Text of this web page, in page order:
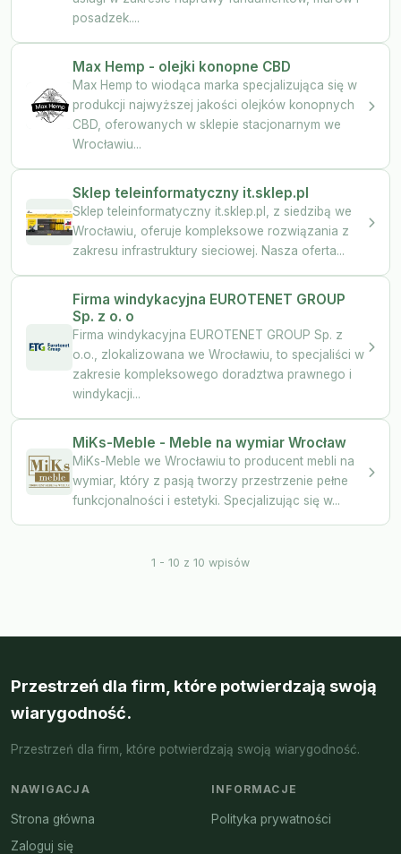
posadzek....
Max Hemp - olejki konopne CBD
Max Hemp to wiodąca marka specjalizująca się w
produkcji najwyższej jakości olejków konopnych
CBD, oferowanych w sklepie stacjonarnym we
Wrocławiu...
Sklep teleinformatyczny it.sklep.pl
Sklep teleinformatyczny it.sklep.pl, z siedzibą we
Wrocławiu, oferuje kompleksowe rozwiązania z
zakresu infrastruktury sieciowej. Nasza oferta...
Firma windykacyjna EUROTENET GROUP
Sp. z o. o
Firma windykacyjna EUROTENET GROUP Sp. z
o.o., zlokalizowana we Wrocławiu, to specjaliści w
zakresie kompleksowego doradztwa prawnego i
windykacji...
MiKs-Meble - Meble na wymiar Wrocław
MiKs-Meble we Wrocławiu to producent mebli na
wymiar, który z pasją tworzy przestrzenie pełne
funkcjonalności i estetyki. Specjalizując się w...
1 - 10 z 10 wpisów
Przestrzeń dla firm, które potwierdzają swoją
wiarygodność.
Przestrzeń dla firm, które potwierdzają swoją wiarygodność.
NAWIGACJA
Strona główna
Zaloguj się
INFORMACJE
Polityka prywatności